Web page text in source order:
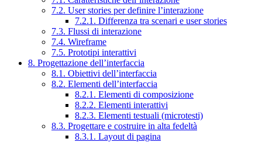
7.2. User stories per definire l’interazione
7.2.1. Differenza tra scenari e user stories
7.3. Flussi di interazione
7.4. Wireframe
7.5. Prototipi interattivi
8. Progettazione dell’interfaccia
8.1. Obiettivi dell’interfaccia
8.2. Elementi dell’interfaccia
8.2.1. Elementi di composizione
8.2.2. Elementi interattivi
8.2.3. Elementi testuali (microtesti)
8.3. Progettare e costruire in alta fedeltà
8.3.1. Layout di pagina